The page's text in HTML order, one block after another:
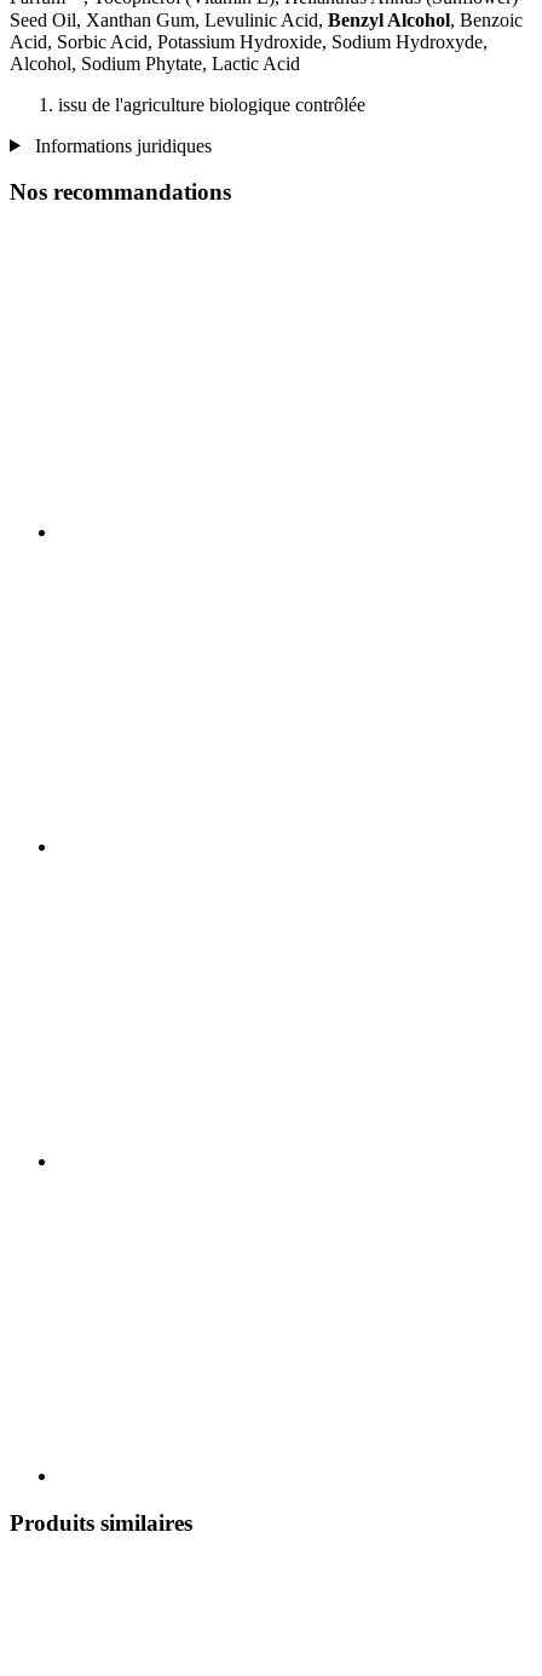
Seed Oil, Xanthan Gum, Levulinic Acid, Benzyl Alcohol, Benzoic
Acid, Sorbic Acid, Potassium Hydroxide, Sodium Hydroxyde,
Alcohol, Sodium Phytate, Lactic Acid
issu de l'agriculture biologique contrôlée
Informations juridiques
Nos recommandations
Produits similaires